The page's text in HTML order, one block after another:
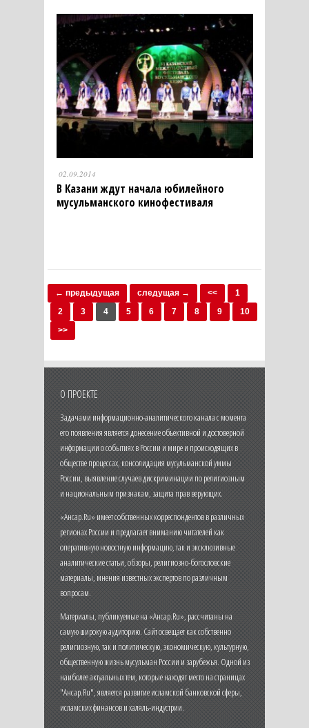
02.09.2014
В Казани ждут начала юбилейного
мусульманского кинофестиваля
← предыдущая следущая → <<
1
2
3 4 5 6 7 8 9
10
>>
О ПРОЕКТЕ
Задачами информационно-аналитического канала с момента
его появления является донесение объективной и достоверной
информации о событиях в России и мире и происходящих в
обществе процессах, консолидация мусульманской уммы
России, выявление случаев дискриминации по религиозным
и национальным признакам, защита прав верующих.
«Ансар.Ru» имеет собственных корреспондентов в различных
регионах России и предлагает вниманию читателей как
оперативную новостную информацию, так и эксклюзивные
аналитические статьи, обзоры, религиозно-богословские
материалы, мнения известных экспертов по различным
вопросам.
Материалы, публикуемые на «Ансар.Ru», рассчитаны на
самую широкую аудиторию. Сайт освещает как собственно
религиозную, так и политическую, экономическую, культурную,
общественную жизнь мусульман России и зарубежья. Одной из
наиболее актуальных тем, которые находят место на страницах
"Ансар.Ru", является развитие исламской банковской сферы,
исламских финансов и халяль-индустрии.